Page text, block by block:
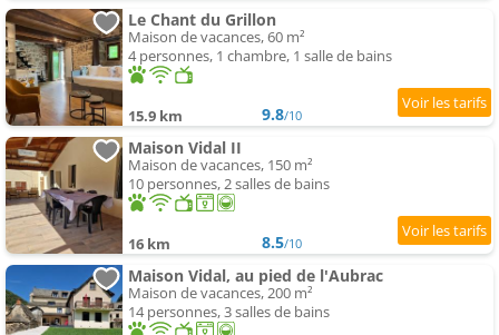
Le Chant du Grillon
Maison de vacances, 60 m²
4 personnes, 1 chambre, 1 salle de bains
15.9 km 9.8/10
Maison Vidal II
Maison de vacances, 150 m²
10 personnes, 2 salles de bains
16 km 8.5/10
Maison Vidal, au pied de l'Aubrac
Maison de vacances, 200 m²
14 personnes, 3 salles de bains